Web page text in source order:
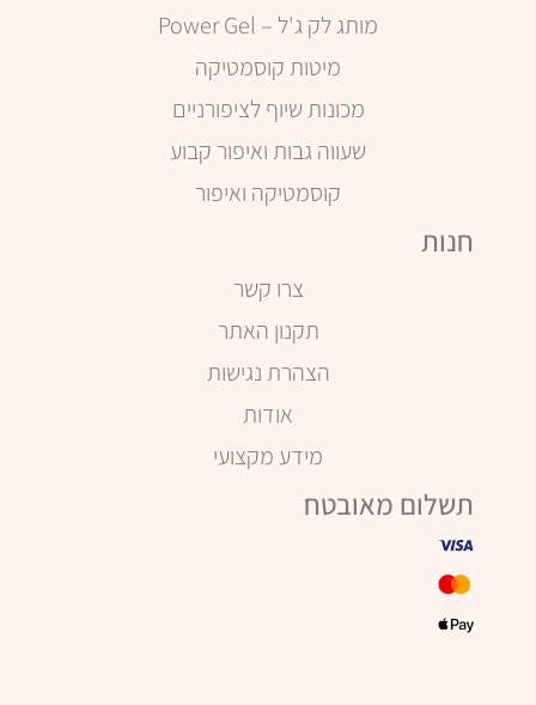
מותג לק ג'ל – Power Gel
מיטות קוסמטיקה
מכונות שיוף לציפורניים
שעווה גבות ואיפור קבוע
קוסמטיקה ואיפור
חנות
צרו קשר
תקנון האתר
הצהרת נגישות
אודות
מידע מקצועי
תשלום מאובטח